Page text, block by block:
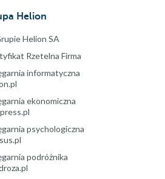
Helion
Helion SA
Rzetelna Firma
informatyczna
ekonomiczna
psychologiczna
podróżnika